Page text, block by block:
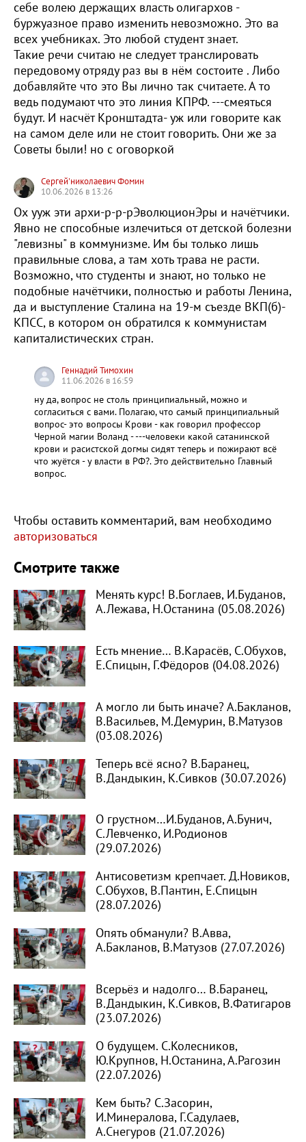
себе волею держащих власть олигархов -
буржуазное право изменить невозможно. Это ва
всех учебниках. Это любой студент знает.
Такие речи считаю не следует транслировать
передовому отряду раз вы в нём состоите . Либо
добавляйте что это Вы лично так считаете. А то
ведь подумают что это линия КПРФ. ---смеяться
будут. И насчёт Кронштадта- уж или говорите как
на самом деле или не стоит говорить. Они же за
Советы были! но с оговоркой
Сергей'николаевич Фомин
10.06.2026 в 13:26
Ох ууж эти архи-р-р-рЭволюционЭры и начётчики.
Явно не способные излечиться от детской болезни
"левизны" в коммунизме. Им бы только лишь
правильные слова, а там хоть трава не расти.
Возможно, что студенты и знают, но только не
подобные начётчики, полностью и работы Ленина,
да и выступление Сталина на 19-м съезде ВКП(б)-
КПСС, в котором он обратился к коммунистам
капиталистических стран.
Геннадий Тимохин
11.06.2026 в 16:59
ну да, вопрос не столь принципиальный, можно и
согласиться с вами. Полагаю, что самый принципиальный
вопрос- это вопросы Крови - как говорил профессор
Черной магии Воланд - ---человеки какой сатанинской
крови и расистской догмы сидят теперь и пожирают всё
что жуётся - у власти в РФ?. Это действительно Главный
вопрос.
Чтобы оставить комментарий, вам необходимо
авторизоваться
Смотрите также
Менять курс! В.Боглаев, И.Буданов,
А.Лежава, Н.Останина (05.08.2026)
Есть мнение… В.Карасёв, С.Обухов,
Е.Спицын, Г.Фёдоров (04.08.2026)
А могло ли быть иначе? А.Бакланов,
В.Васильев, М.Демурин, В.Матузов
(03.08.2026)
Теперь всё ясно? В.Баранец,
В.Дандыкин, К.Сивков (30.07.2026)
О грустном…И.Буданов, А.Бунич,
С.Левченко, И.Родионов
(29.07.2026)
Антисоветизм крепчает. Д.Новиков,
С.Обухов, В.Пантин, Е.Спицын
(28.07.2026)
Опять обманули? В.Авва,
А.Бакланов, В.Матузов (27.07.2026)
Всерьёз и надолго… В.Баранец,
В.Дандыкин, К.Сивков, В.Фатигаров
(23.07.2026)
О будущем. С.Колесников,
Ю.Крупнов, Н.Останина, А.Рагозин
(22.07.2026)
Кем быть? С.Засорин,
И.Минералова, Г.Садулаев,
А.Снегуров (21.07.2026)